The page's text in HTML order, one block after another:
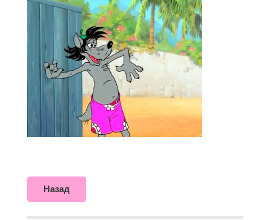
Назад